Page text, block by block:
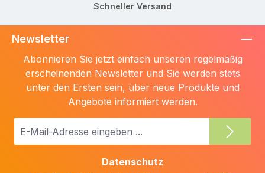
Schneller Versand
Newsletter
Abonnieren Sie jetzt einfach unseren regelmäßig
erscheinenden Newsletter und Sie werden stets
unter den Ersten sein, über neue Produkte und
Angebote informiert werden.
E-
Datenschutz